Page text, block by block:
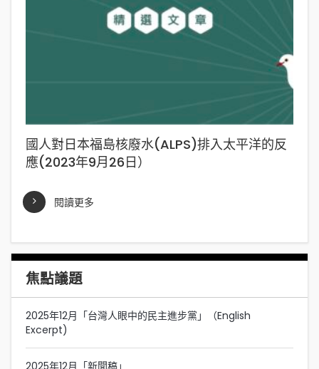
國人對日本福島核廢水(ALPS)排入太平洋的反
應(2023年9月26日）
閱讀更多
焦點議題
2025年12月「台灣人眼中的民主進步黨」（English
Excerpt)
2025年12月「新聞稿」